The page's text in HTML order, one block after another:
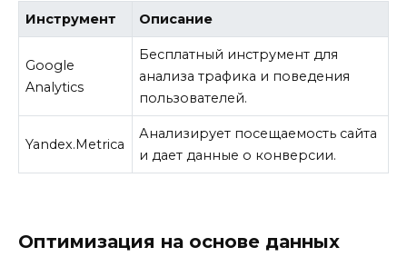
Инструмент Описание
Google
Analytics
Бесплатный инструмент для
анализа трафика и поведения
пользователей.
Yandex.Metrica
Анализирует посещаемость сайта
и дает данные о конверсии.
Оптимизация на основе данных